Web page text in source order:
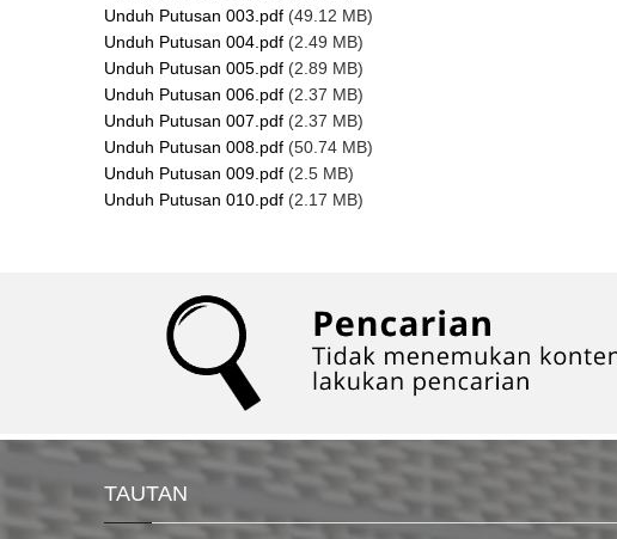
Unduh Putusan 003.pdf (49.12 MB)
Unduh Putusan 004.pdf (2.49 MB)
Unduh Putusan 005.pdf (2.89 MB)
Unduh Putusan 006.pdf (2.37 MB)
Unduh Putusan 007.pdf (2.37 MB)
Unduh Putusan 008.pdf (50.74 MB)
Unduh Putusan 009.pdf (2.5 MB)
Unduh Putusan 010.pdf (2.17 MB)
TAUTAN